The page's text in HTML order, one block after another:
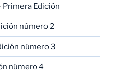
Primera Edición
número 2
número 3
número 4